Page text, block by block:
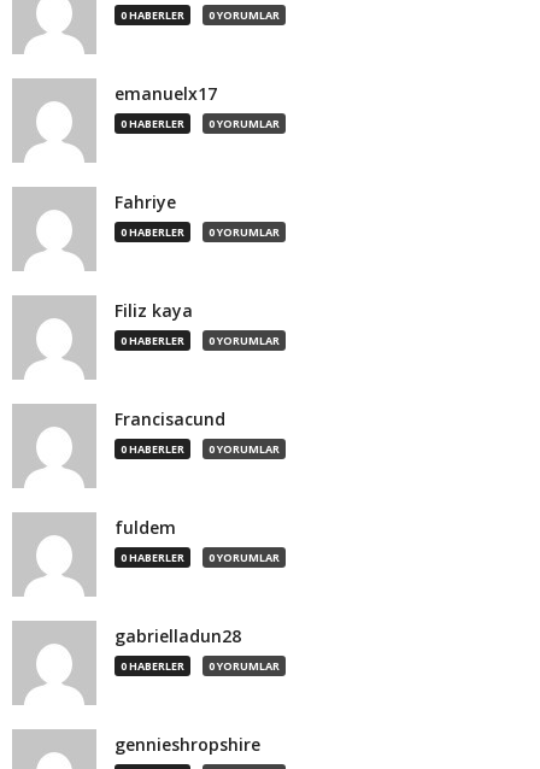
0 HABERLER 0 YORUMLAR
emanuelx17
0 HABERLER 0 YORUMLAR
Fahriye
0 HABERLER 0 YORUMLAR
Filiz kaya
0 HABERLER 0 YORUMLAR
Francisacund
0 HABERLER 0 YORUMLAR
fuldem
0 HABERLER 0 YORUMLAR
gabrielladun28
0 HABERLER 0 YORUMLAR
gennieshropshire